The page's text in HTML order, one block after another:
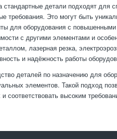
стандартные детали подходят для
требования. Это могут быть
для оборудования с
с другими элементами и
лазерная резка,
и надёжность работы
деталей по назначению для
элементов. Такой подход
и соответствовать высоким